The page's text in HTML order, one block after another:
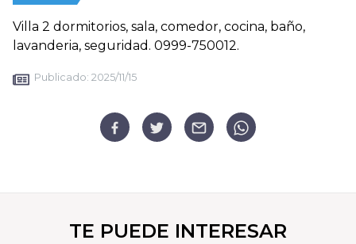
Villa 2 dormitorios, sala, comedor, cocina, baño,
lavanderia, seguridad. 0999-750012.
Publicado: 2025/11/15
TE PUEDE INTERESAR